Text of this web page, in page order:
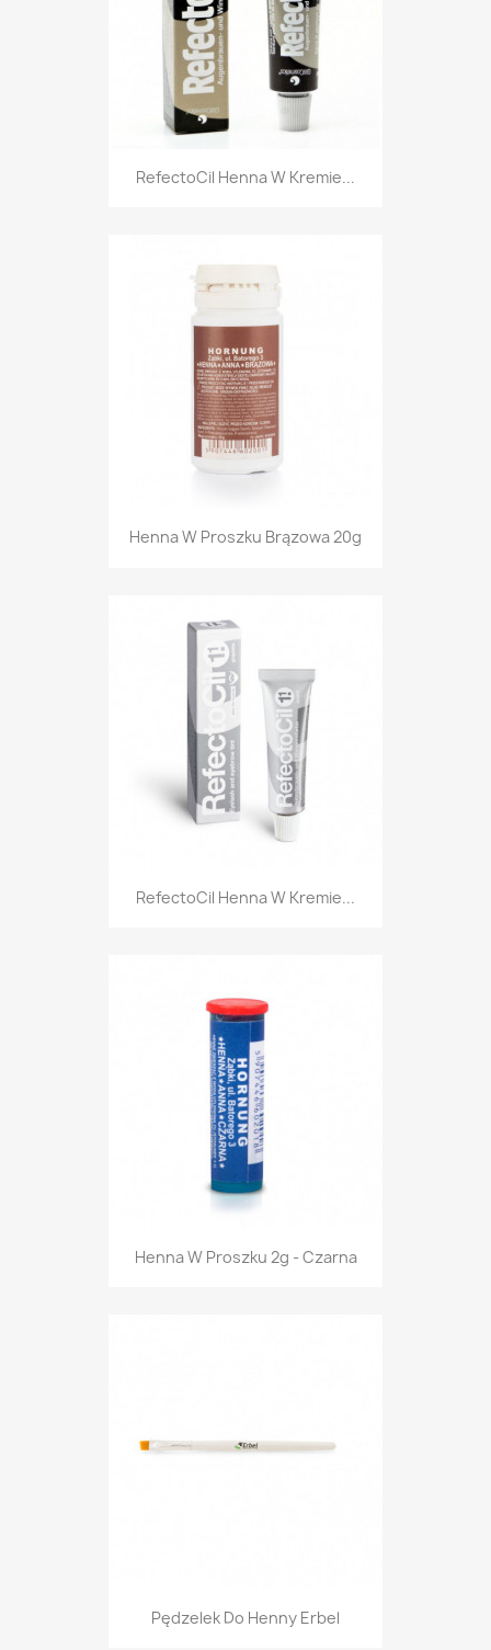
RefectoCil Henna W Kremie...
Henna W Proszku Brązowa 20g
RefectoCil Henna W Kremie...
Henna W Proszku 2g - Czarna
Pędzelek Do Henny Erbel